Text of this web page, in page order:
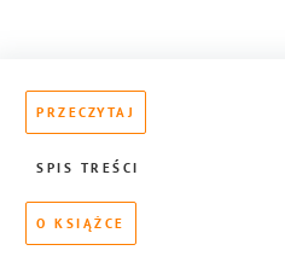
Więcej informacji
PRZECZYTAJ
SPIS TREŚCI
O KSIĄŻCE